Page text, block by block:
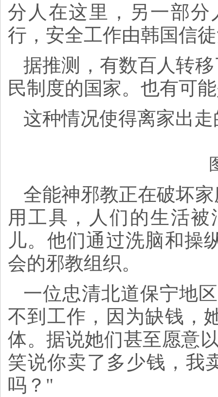
分人在这里，另一部
行，安全工作由韩国信
据推测，有数百人转
民制度的国家。也有可
这种情况使得离家出
全能神邪教正在破坏
用工具，人们的生活
儿。他们通过洗脑和操
会的邪教组织。
一位忠清北道保宁地
不到工作，因为缺钱，
体。据说她们甚至愿意
笑说你卖了多少钱，我
吗？"